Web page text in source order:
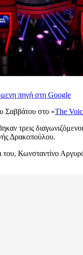
πηγή στη Google
Σαββάτου στο «The
τρεις
Δρακοπούλου.
Κωνσταντίνο